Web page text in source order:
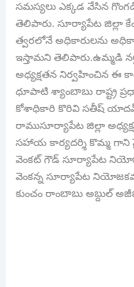
సమస్యలు ఎక్కడ వేసిన
తెలిపారు. సూర్యాపేట జిల్లా
త్వరలోనే అధికారులను
ఇస్తామని తెలిపారు.ఉమ్మడి
అధ్యక్షతన నిర్వహించిన ఈ
ధూపాటి శ్యాంబాబు రాష్ట్ర
కోశాధికారి కొరివి సతీష్ యాదవ్
రాముసూర్యాపేట జిల్లా
సహాయ కార్యదర్శి కొమ్మ గాని
వెంకట్ గౌడ్ సూర్యాపేట
వెంకన్న సూర్యాపేట
కుంచం రాంబాబు అబ్దుల్